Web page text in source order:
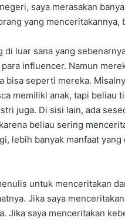
saya merasakan
yang menceritakannya,
di luar sana yang
influencer. Namun
bisa seperti mereka.
memiliki anak, tapi beliau
juga. Di sisi lain, ada
beliau sering
lebih banyak manfaat
untuk menceritakan
Jika saya
Jika saya menceritakan